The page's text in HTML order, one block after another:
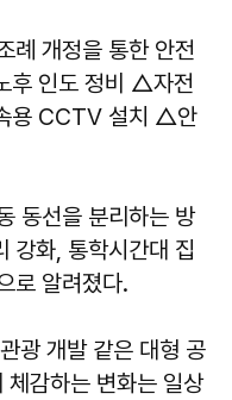
례 개정을 통한 안전
후 인도 정비 △자전
용 CCTV 설치 △안
동선을 분리하는 방
강화, 통학시간대 집
로 알려졌다.
광 개발 같은 대형 공
체감하는 변화는 일상